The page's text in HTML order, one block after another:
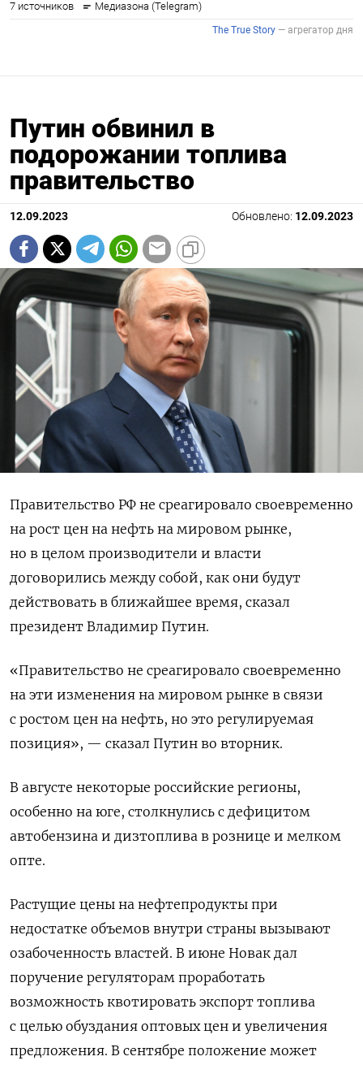
Путин обвинил в
подорожании топлива
правительство
12.09.2023 Обновлено: 12.09.2023
Правительство РФ не среагировало своевременно
на рост цен на нефть на мировом рынке,
но в целом производители и власти
договорились между собой, как они будут
действовать в ближайшее время, сказал
президент Владимир Путин.
«Правительство не среагировало своевременно
на эти изменения на мировом рынке в связи
с ростом цен на нефть, но это регулируемая
позиция», — сказал Путин во вторник.
В августе некоторые российские регионы,
особенно на юге, столкнулись с дефицитом
автобензина и дизтоплива в рознице и мелком
опте.
Растущие цены на нефтепродукты при
недостатке объемов внутри страны вызывают
озабоченность властей. В июне Новак дал
поручение регуляторам проработать
возможность квотировать экспорт топлива
с целью обуздания оптовых цен и увеличения
предложения. В сентябре положение может